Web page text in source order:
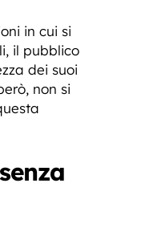
in cui si
il pubblico
dei suoi
non si